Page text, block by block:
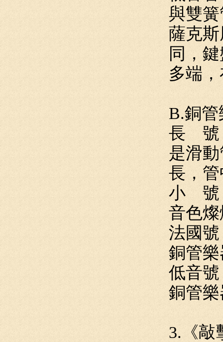
與雙
薩克
同，
多端
B.銅
長 號
是滑
長，
小 號
音色
法國
銅管
低音
銅管
3.《敲